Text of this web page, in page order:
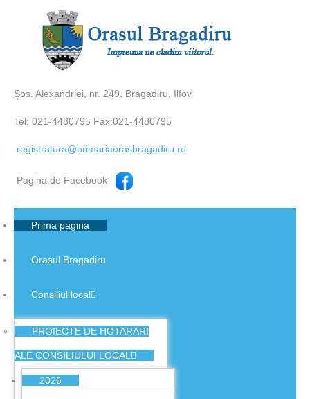
Şos. Alexandriei, nr. 249, Bragadiru, Ilfov
Tel: 021-4480795 Fax:021-4480795
registratura@primariaorasbragadiru.ro
Pagina de Facebook
Prima pagina
Orasul Bragadiru
Consiliul local
PROIECTE DE HOTARARI
ALE CONSILIULUI LOCAL
2026